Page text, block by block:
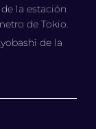
la estación
de Tokio.
de la